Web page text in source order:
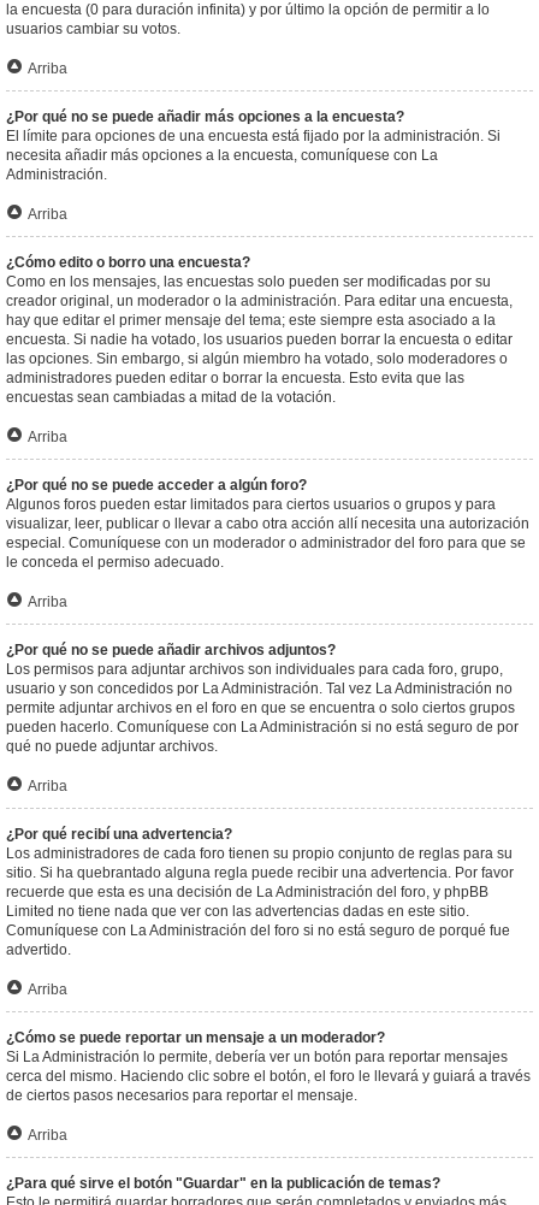
la encuesta (0 para duración infinita) y por último la opción de permitir a lo
usuarios cambiar su votos.
Arriba
¿Por qué no se puede añadir más opciones a la encuesta?
El límite para opciones de una encuesta está fijado por la administración. Si
necesita añadir más opciones a la encuesta, comuníquese con La
Administración.
Arriba
¿Cómo edito o borro una encuesta?
Como en los mensajes, las encuestas solo pueden ser modificadas por su
creador original, un moderador o la administración. Para editar una encuesta,
hay que editar el primer mensaje del tema; este siempre esta asociado a la
encuesta. Si nadie ha votado, los usuarios pueden borrar la encuesta o editar
las opciones. Sin embargo, si algún miembro ha votado, solo moderadores o
administradores pueden editar o borrar la encuesta. Esto evita que las
encuestas sean cambiadas a mitad de la votación.
Arriba
¿Por qué no se puede acceder a algún foro?
Algunos foros pueden estar limitados para ciertos usuarios o grupos y para
visualizar, leer, publicar o llevar a cabo otra acción allí necesita una autorización
especial. Comuníquese con un moderador o administrador del foro para que se
le conceda el permiso adecuado.
Arriba
¿Por qué no se puede añadir archivos adjuntos?
Los permisos para adjuntar archivos son individuales para cada foro, grupo,
usuario y son concedidos por La Administración. Tal vez La Administración no
permite adjuntar archivos en el foro en que se encuentra o solo ciertos grupos
pueden hacerlo. Comuníquese con La Administración si no está seguro de por
qué no puede adjuntar archivos.
Arriba
¿Por qué recibí una advertencia?
Los administradores de cada foro tienen su propio conjunto de reglas para su
sitio. Si ha quebrantado alguna regla puede recibir una advertencia. Por favor
recuerde que esta es una decisión de La Administración del foro, y phpBB
Limited no tiene nada que ver con las advertencias dadas en este sitio.
Comuníquese con La Administración del foro si no está seguro de porqué fue
advertido.
Arriba
¿Cómo se puede reportar un mensaje a un moderador?
Si La Administración lo permite, debería ver un botón para reportar mensajes
cerca del mismo. Haciendo clic sobre el botón, el foro le llevará y guiará a través
de ciertos pasos necesarios para reportar el mensaje.
Arriba
¿Para qué sirve el botón "Guardar" en la publicación de temas?